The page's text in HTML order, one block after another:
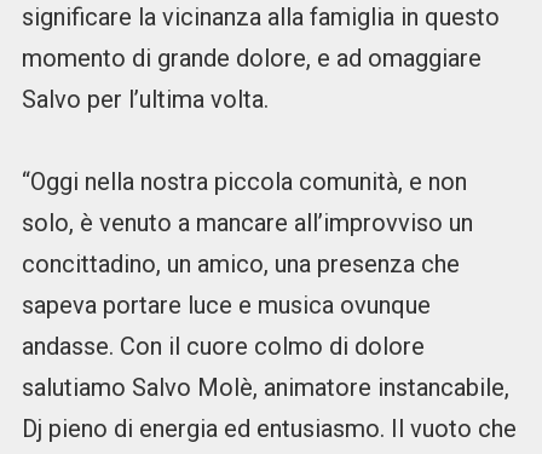
significare la vicinanza alla famiglia in questo
momento di grande dolore, e ad omaggiare
Salvo per l’ultima volta.
“Oggi nella nostra piccola comunità, e non
solo, è venuto a mancare all’improvviso un
concittadino, un amico, una presenza che
sapeva portare luce e musica ovunque
andasse. Con il cuore colmo di dolore
salutiamo Salvo Molè, animatore instancabile,
Dj pieno di energia ed entusiasmo. Il vuoto che